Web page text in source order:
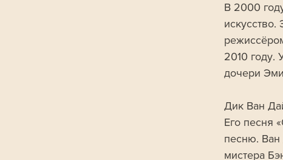
В 2000
2010 году.
дочери
Дик Ван
Его песня
песню. Ван
мистера